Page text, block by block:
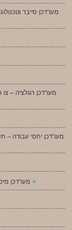
מעו”דכן סייבר
מעו”דכן יחסי עבודה –
»